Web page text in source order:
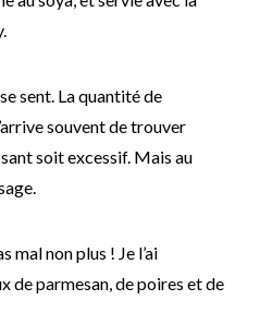
sent. La quantité de
souvent de trouver
soit excessif. Mais au
mal non plus ! Je l’ai
de parmesan, de poires et de